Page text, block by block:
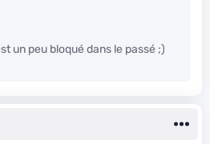
un peu bloqué dans le passé ;)